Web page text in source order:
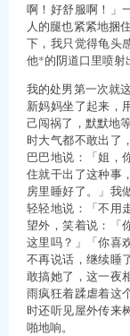
啊！好舒服啊！」
人的腿也紧紧地捆
下，我只觉得龟头
他*的阴道口里喷射
我的处男第一次就
新妈妈坐了起来，
己闯祸了，默默地
时大气都不敢出了
巴巴地说：「姐，
住就干出了这种事
房里睡好了。」我
轻轻地说：「不用
望外，笑着说：「
这里吗？」「你喜
不再说话，继续睡
敢搞她了，这一夜
雨疯狂着蹂虐着这
时还听见屋外传来
啪地响。